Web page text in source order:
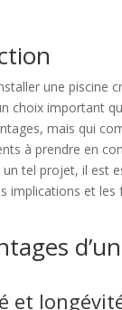
une piscine
choix important
mais qui
à prendre en
un tel projet, il est
implications et les
et